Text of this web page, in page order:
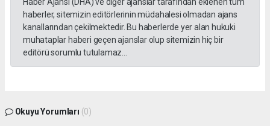
haberler, sitemizin editörlerinin müdahalesi olmadan ajans
kanallarından çekilmektedir. Bu haberlerde yer alan hukuki
muhataplar haberi geçen ajanslar olup sitemizin hiç bir
editörü sorumlu tutulamaz...
Okuyu Yorumları (0)